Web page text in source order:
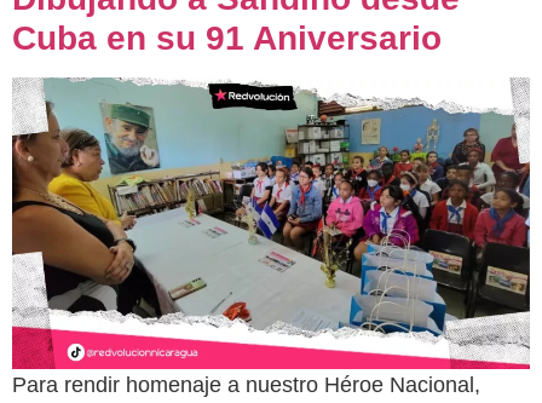
Cuba en su 91 Aniversario
Para rendir homenaje a nuestro Héroe Nacional,